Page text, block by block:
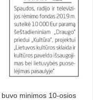
minimos 10-osios